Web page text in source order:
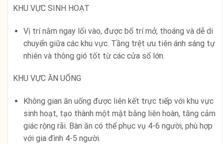
KHU VỰC SINH HOẠT
Vị trí nằm ngay lối vào, được bố trí mở, thoáng và dễ di
chuyển giữa các khu vực. Tầng trệt ưu tiên ánh sáng tự
nhiên và thông gió tốt từ các cửa sổ lớn.
KHU VỰC ĂN UỐNG
Không gian ăn uống được liên kết trực tiếp với khu vực
sinh hoạt, tạo thành một mặt bằng liên hoàn, tăng cảm
giác rộng rãi. Bàn ăn có thể phục vụ 4-6 người, phù hợp
với gia đình 4-5 người.